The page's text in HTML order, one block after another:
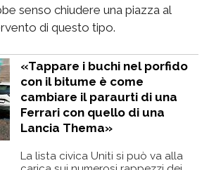
senso chiudere una piazza al
di questo tipo.
«Tappare i buchi nel porfido
con il bitume è come
cambiare il paraurti di una
Ferrari con quello di una
Lancia Thema»
La lista civica Uniti si può va alla